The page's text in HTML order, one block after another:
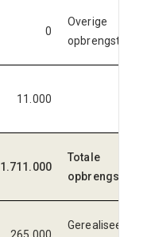
0
Overige
opbrengsten
11.000
1.711.000
Totale
opbrengsten
Gerealiseerd